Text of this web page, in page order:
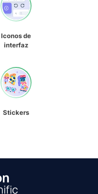
Iconos de
interfaz
Stickers